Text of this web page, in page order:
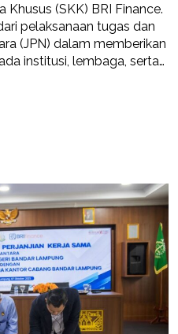
Khusus (SKK) BRI Finance.
pelaksanaan tugas dan
(JPN) dalam memberikan
institusi, lembaga, serta…